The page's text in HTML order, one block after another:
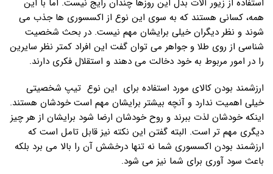
استفاده از زیور آلات بدل این روزها چندان رایج نیست. اما با این
همه، کسانی هستند که به سوی این نوع از اکسسوری ها جذب می
شوند و نظر دیگران خیلی برایشان مهم نیست. در بحث شخصیت
شناسی از روی طلا و جواهر می توان گفت این افراد کمتر نظر سایرین
را در امور مربوط به خود دخالت می دهند و استقلال فکری دارند.
ارزشمند بودن کالای مورد استفاده برای این نوع تیپ شخصیتی
خیلی اهمیت ندارد و آنچه بیشتر برایشان مهم است خودشان هستند.
اینکه خودشان لذت ببرند و روح خودشان ارضا شود برایشان از هر چیز
دیگری مهم تر است. البته گفتن این نکته نیز قابل تامل است که
ارزشمند بودن اکسسوری شما نه تنها درخشش آن را بالا می برد بلکه
باعث سود آوری برای شما نیز می شود.